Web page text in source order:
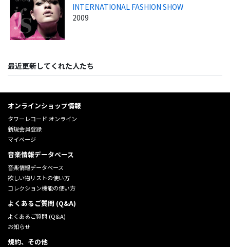
INTERNATIONAL FASHION SHOW
2009
最近更新してくれた人たち
オンラインショップ情報
タワーレコード オンライン
新規会員登録
マイページ
音楽情報データベース
音楽情報データベース
欲しい物リストの使い方
コレクション機能の使い方
よくあるご質問 (Q&A)
よくあるご質問 (Q&A)
お知らせ
規約、その他